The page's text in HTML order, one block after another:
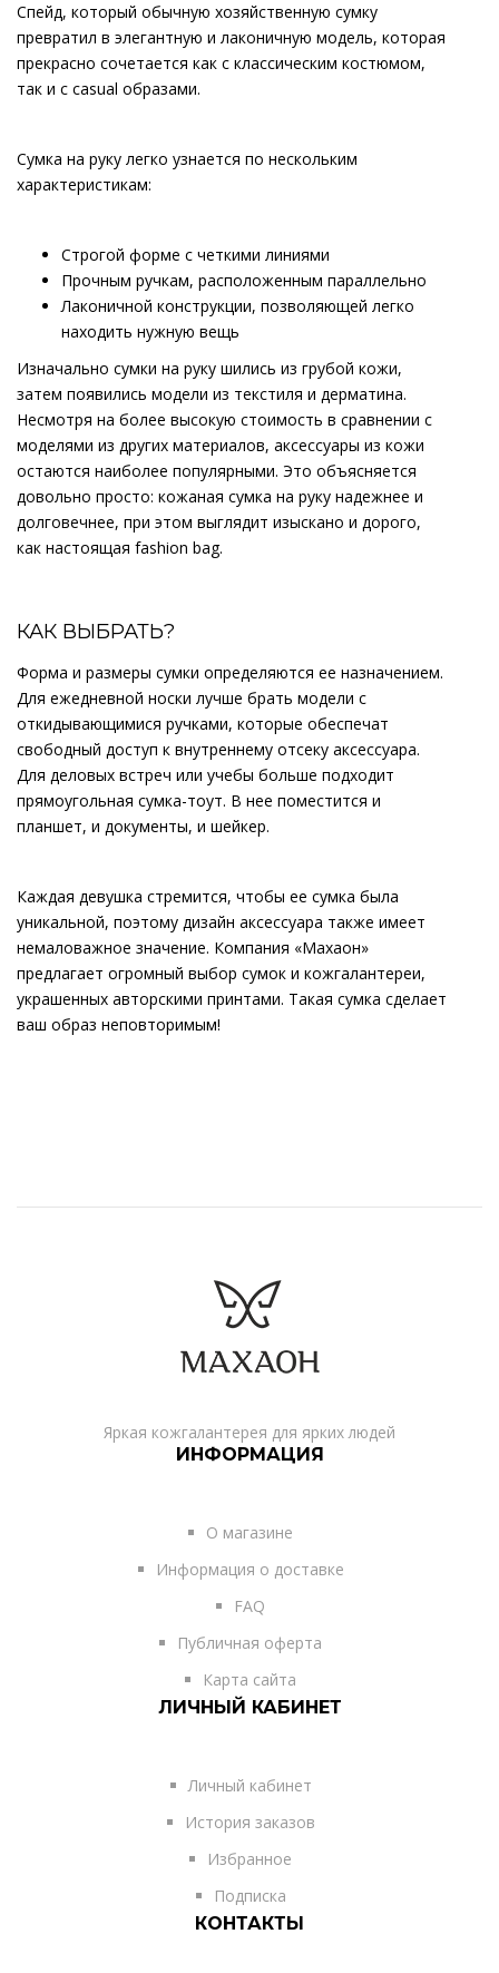
Спейд, который обычную хозяйственную сумку
превратил в элегантную и лаконичную модель, которая
прекрасно сочетается как с классическим костюмом,
так и с casual образами.
Сумка на руку легко узнается по нескольким
характеристикам:
Строгой форме с четкими линиями
Прочным ручкам, расположенным параллельно
Лаконичной конструкции, позволяющей легко
находить нужную вещь
Изначально сумки на руку шились из грубой кожи,
затем появились модели из текстиля и дерматина.
Несмотря на более высокую стоимость в сравнении с
моделями из других материалов, аксессуары из кожи
остаются наиболее популярными. Это объясняется
довольно просто: кожаная сумка на руку надежнее и
долговечнее, при этом выглядит изыскано и дорого,
как настоящая fashion bag.
КАК ВЫБРАТЬ?
Форма и размеры сумки определяются ее назначением.
Для ежедневной носки лучше брать модели с
откидывающимися ручками, которые обеспечат
свободный доступ к внутреннему отсеку аксессуара.
Для деловых встреч или учебы больше подходит
прямоугольная сумка-тоут. В нее поместится и
планшет, и документы, и шейкер.
Каждая девушка стремится, чтобы ее сумка была
уникальной, поэтому дизайн аксессуара также имеет
немаловажное значение. Компания «Махаон»
предлагает огромный выбор сумок и кожгалантереи,
украшенных авторскими принтами. Такая сумка сделает
ваш образ неповторимым!
Яркая кожгалантерея для ярких людей
ИНФОРМАЦИЯ
О магазине
Информация о доставке
FAQ
Публичная оферта
Карта сайта
ЛИЧНЫЙ КАБИНЕТ
Личный кабинет
История заказов
Избранное
Подписка
КОНТАКТЫ